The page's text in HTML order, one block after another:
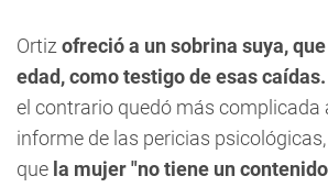
Ortiz ofreció a un sobrina suya,
edad, como testigo de esas caídas.
el contrario quedó más complicada
informe de las pericias
que la mujer "no tiene un